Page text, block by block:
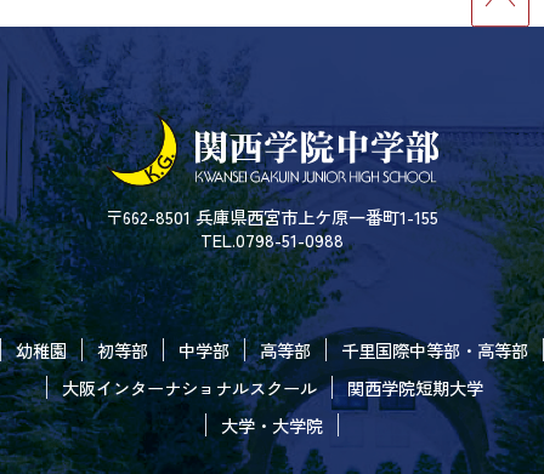
〒662-8501 兵庫県西宮市上ケ原一番町1-155
TEL.0798-51-0988
幼稚園 初等部 中学部 高等部
千里国際中等部・高等部
大阪インターナショナルスクール
関西学院短期大学
大学・大学院